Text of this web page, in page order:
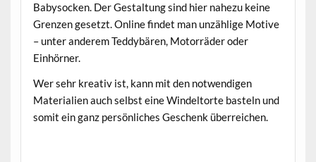
Babysocken. Der Gestaltung sind hier nahezu keine
Grenzen gesetzt. Online findet man unzählige Motive
– unter anderem Teddybären, Motorräder oder
Einhörner.
Wer sehr kreativ ist, kann mit den notwendigen
Materialien auch selbst eine Windeltorte basteln und
somit ein ganz persönliches Geschenk überreichen.